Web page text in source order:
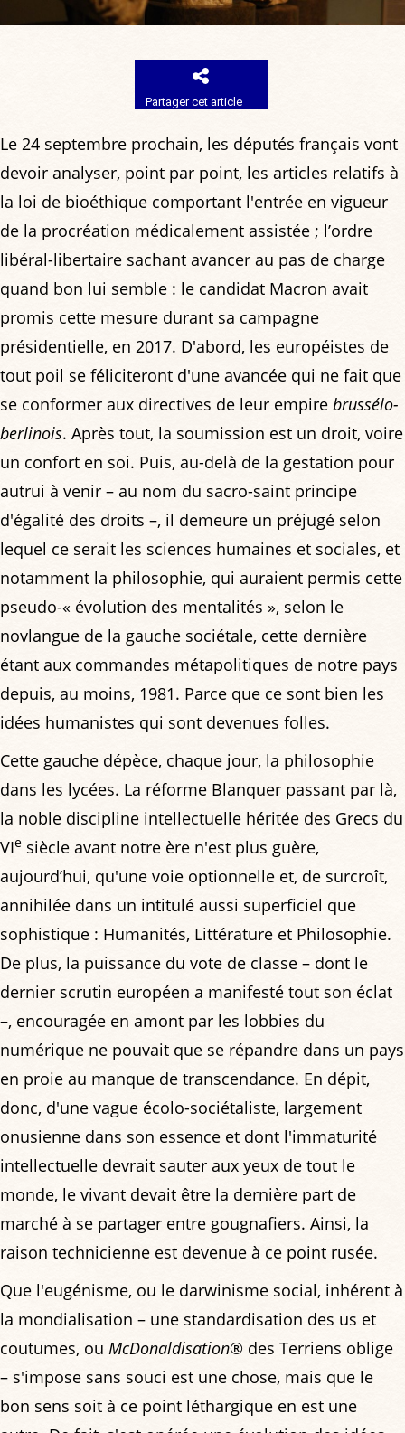
Partager cet article
Le 24 septembre prochain, les députés français vont
devoir analyser, point par point, les articles relatifs à
la loi de bioéthique comportant l'entrée en vigueur
de la procréation médicalement assistée ; l’ordre
libéral-libertaire sachant avancer au pas de charge
quand bon lui semble : le candidat Macron avait
promis cette mesure durant sa campagne
présidentielle, en 2017. D'abord, les européistes de
tout poil se féliciteront d'une avancée qui ne fait que
se conformer aux directives de leur empire brussélo-
berlinois. Après tout, la soumission est un droit, voire
un confort en soi. Puis, au-delà de la gestation pour
autrui à venir – au nom du sacro-saint principe
d'égalité des droits –, il demeure un préjugé selon
lequel ce serait les sciences humaines et sociales, et
notamment la philosophie, qui auraient permis cette
pseudo-« évolution des mentalités », selon le
novlangue de la gauche sociétale, cette dernière
étant aux commandes métapolitiques de notre pays
depuis, au moins, 1981. Parce que ce sont bien les
idées humanistes qui sont devenues folles.
Cette gauche dépèce, chaque jour, la philosophie
dans les lycées. La réforme Blanquer passant par là,
la noble discipline intellectuelle héritée des Grecs du
VIe siècle avant notre ère n'est plus guère,
aujourd’hui, qu'une voie optionnelle et, de surcroît,
annihilée dans un intitulé aussi superficiel que
sophistique : Humanités, Littérature et Philosophie.
De plus, la puissance du vote de classe – dont le
dernier scrutin européen a manifesté tout son éclat
–, encouragée en amont par les lobbies du
numérique ne pouvait que se répandre dans un pays
en proie au manque de transcendance. En dépit,
donc, d'une vague écolo-sociétaliste, largement
onusienne dans son essence et dont l'immaturité
intellectuelle devrait sauter aux yeux de tout le
monde, le vivant devait être la dernière part de
marché à se partager entre gougnafiers. Ainsi, la
raison technicienne est devenue à ce point rusée.
Que l'eugénisme, ou le darwinisme social, inhérent à
la mondialisation – une standardisation des us et
coutumes, ou McDonaldisation® des Terriens oblige
– s'impose sans souci est une chose, mais que le
bon sens soit à ce point léthargique en est une